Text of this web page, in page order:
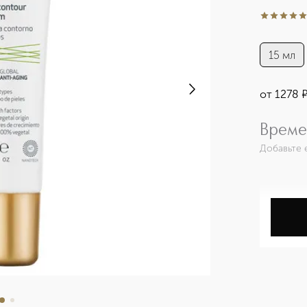
5из 5239
15 мл
от 1278 ¤
Добавьте